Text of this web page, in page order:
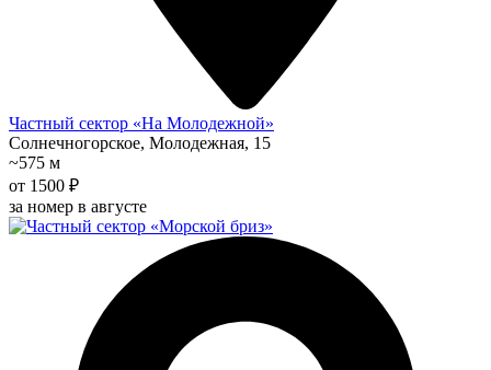
Частный сектор «На Молодежной»
Солнечногорское, Молодежная, 15
~575 м
от 1500 ₽
за номер в августе